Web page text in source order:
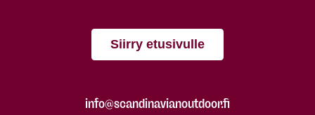
Siirry etusivulle
info@scandinavianoutdoor.fi